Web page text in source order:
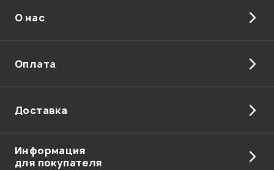
Отправить
О нас
Оплата
Доставка
Информация
для покупателя